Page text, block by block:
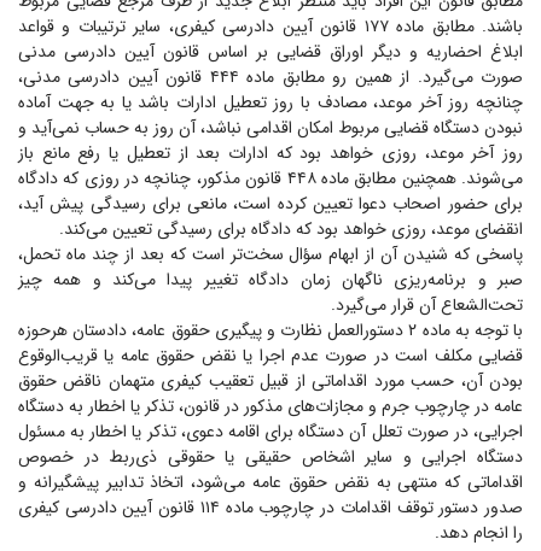
باشند. مطابق ماده ۱۷۷ قانون آیین دادرسی کیفری، سایر ترتیبات و قواعد
ابلاغ احضاریه و دیگر اوراق قضایی بر اساس قانون آیین دادرسی مدنی
صورت می‌گیرد. از همین رو مطابق ماده ۴۴۴ قانون آیین دادرسی مدنی،
چنانچه روز آخر موعد، مصادف با روز تعطیل ادارات باشد یا به جهت آماده
نبودن دستگاه قضایی مربوط امکان اقدامی نباشد، آن روز به حساب نمی‌آید و
روز آخر موعد، روزی خواهد بود که ادارات بعد از تعطیل یا رفع مانع باز
می‌شوند. همچنین مطابق ماده ۴۴۸ قانون مذکور، چنانچه در روزی که دادگاه
برای حضور اصحاب دعوا تعیین کرده است، مانعی برای رسیدگی پیش آید،
انقضای موعد، روزی خواهد بود که دادگاه برای رسیدگی تعیین می‌کند.
پاسخی که شنیدن آن از ابهام سؤال سخت‌تر است که بعد از چند ماه تحمل،
صبر و برنامه‌ریزی ناگهان زمان دادگاه تغییر پیدا می‌کند و همه چیز
تحت‌الشعاع آن قرار می‌گیرد.
با توجه به ماده ۲ دستورالعمل نظارت و پیگیری حقوق عامه، دادستان هرحوزه
قضایی مکلف است در صورت عدم اجرا یا نقض حقوق عامه یا قریب‌الوقوع
بودن آن، حسب مورد اقداماتی از قبیل تعقیب کیفری متهمان ناقض حقوق
عامه در چارچوب جرم و مجازات‌های مذکور در قانون، تذکر یا اخطار به دستگاه
اجرایی، در صورت تعلل آن دستگاه برای اقامه دعوی، تذکر یا اخطار به مسئول
دستگاه اجرایی و سایر اشخاص حقیقی یا حقوقی ذی‌ربط در خصوص
اقداماتی که منتهی به نقض حقوق عامه می‌شود، اتخاذ تدابیر پیشگیرانه و
صدور دستور توقف اقدامات در چارچوب ماده ١١۴ قانون آیین دادرسی کیفری
را انجام دهد.